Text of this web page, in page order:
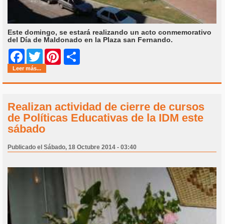
Este domingo, se estará realizando un acto conmemorativo
del Día de Maldonado en la Plaza san Fernando.
Facebook
Twitter Pinterest
Leer más...
Realizan actividad de cierre de cursos
de Políticas Educativas de la IDM este
sábado
Publicado el Sábado, 18 Octubre 2014 - 03:40